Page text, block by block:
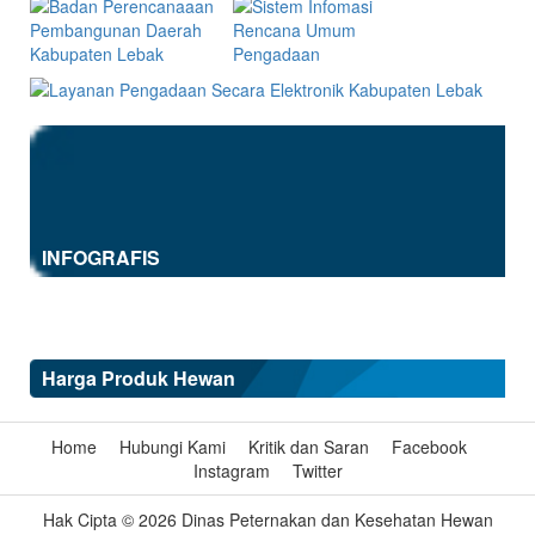
INFOGRAFIS
Harga Produk Hewan
Home Hubungi Kami Kritik dan Saran
Facebook
Instagram
Twitter
Hak Cipta © 2026 Dinas Peternakan dan Kesehatan Hewan